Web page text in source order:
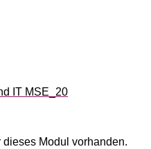
IT MSE_20
Modul vorhanden.